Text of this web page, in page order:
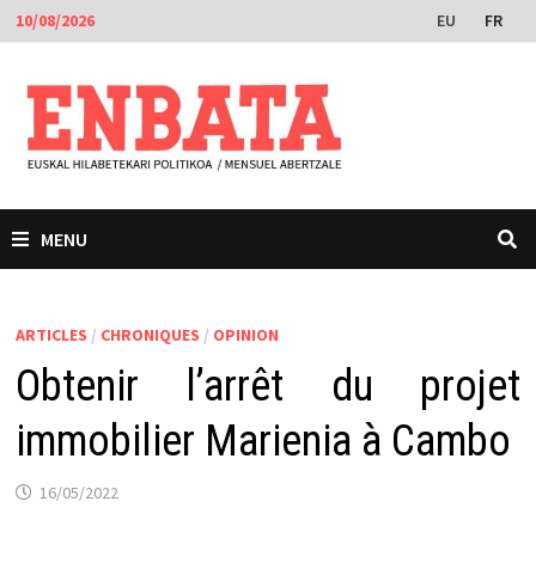
Passer
au
contenu
10/08/2026 EU FR
MENU
ARTICLES / CHRONIQUES / OPINION
Obtenir l’arrêt du projet
immobilier Marienia à Cambo
16/05/2022